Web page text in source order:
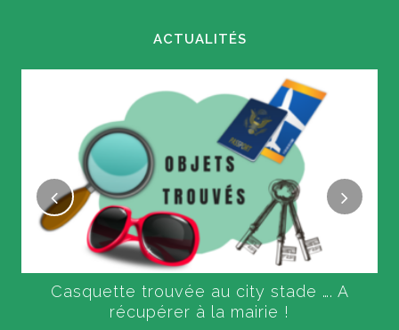
ACTUALITÉS
Casquette trouvée au city stade …. A
récupérer à la mairie !